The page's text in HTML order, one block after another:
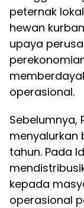
peternak
hewan
upaya
operasional.
Sebelumnya,
menyalurkan
tahun. Pada
kepada
operasional